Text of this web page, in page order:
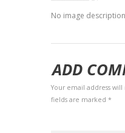
No image
ADD
Your email address
fields are marked *